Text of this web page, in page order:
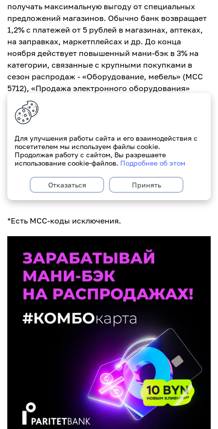
получать максимальную выгоду от специальных
предложений магазинов. Обычно банк возвращает
1,2% с платежей от 5 рублей в магазинах, аптеках,
на заправках, маркетплейсах и др. До конца
ноября действует повышенный мани-бэк в 3% на
категории, связанные с крупными покупками в
сезон распродаж - «Оборудование, мебель» (МСС
5712), «Продажа электронного оборудования»
(МСС 5732), «Бытовое оборудование» (МСС 5722).
Так, можно не только сэкономить на покупках в
сезон распродаж, но и заработать мани-бэк.
Зарабатывайте больше на своих покупках с
КОМБОкартой от Paritetbank!
Подробныеусловия акции.
*Есть МСС-коды исключения.
Для улучшения работы сайта и его взаимодействия с
посетителем мы используем файлы cookie.
Продолжая работу с сайтом, Вы разрешаете
использование cookie-файлов. Подробнее об этом
Отказаться Принять